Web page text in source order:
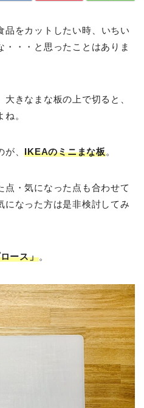
品をカットしたい時、いちい
・・・と思ったことはありま
きなまな板の上で切ると、
。
が、IKEAのミニまな板。
点・気になった点も合わせて
になった方は是非検討してみ
ース」。